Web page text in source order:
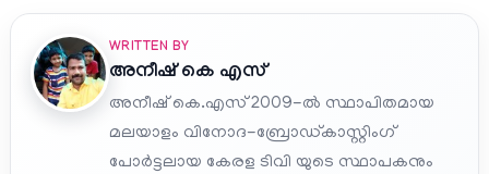
WRITTEN BY
അനീഷ്‌ കെ എസ്
അനീഷ് കെ.എസ് 2009-ൽ സ്ഥാപിതമായ
മലയാളം വിനോദ-ബ്രോഡ്കാസ്റ്റിംഗ്
പോർട്ടലായ കേരള ടിവി യുടെ സ്ഥാപകനും